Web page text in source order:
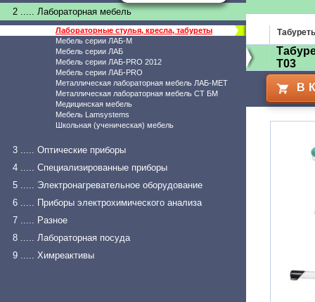
2 ..... Лабораторная мебель
Лабораторные стулья, кресла, табуреты
Мебель серии ЛАБ-М
Мебель серии ЛАБ
Мебель серии ЛАБ-PRO 2012
Мебель серии ЛАБ-PRO
Металлическая лабораторная мебель ЛАБ-МЕТ
Металлическая лабораторная мебель СТ БМ
Медицинская мебель
Мебель Lamsystems
Школьная (ученическая) мебель
3 ..... Оптические приборы
4 ..... Специализированные приборы
5 ..... Электронагревательное оборудование
6 ..... Приборы электрохимического анализа
7 ..... Разное
8 ..... Лабораторная посуда
9 ..... Химреактивы
Т03
В